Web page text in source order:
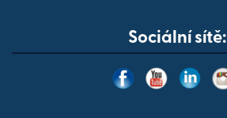
Sociální sítě: